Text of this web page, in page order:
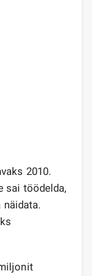
2010.
sai töödelda,